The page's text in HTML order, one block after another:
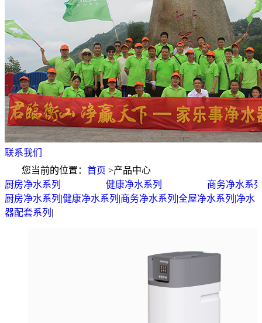
联系我们
您当前的位置： 首页 >产品中心
厨房净水系列
健康净水系列
商务净水系
厨房净水系列 |健康净水系列 |商务净水系列 |全屋净水系列 |净水
器配套系列 |